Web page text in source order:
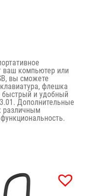
ваш компьютер или
вы сможете
флешка
быстрый и удобный
Дополнительные
различным